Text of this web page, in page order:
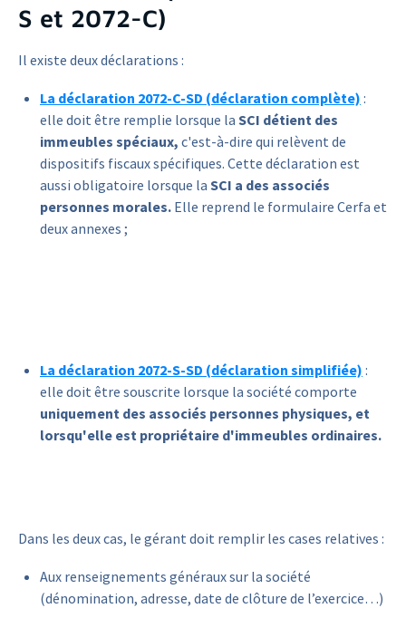
S et 2072-C)
Il existe deux déclarations :
La déclaration 2072-C-SD (déclaration complète) :
elle doit être remplie lorsque la SCI détient des
immeubles spéciaux, c'est-à-dire qui relèvent de
dispositifs fiscaux spécifiques. Cette déclaration est
aussi obligatoire lorsque la SCI a des associés
personnes morales. Elle reprend le formulaire Cerfa et
deux annexes ;
La déclaration 2072-S-SD (déclaration simplifiée) :
elle doit être souscrite lorsque la société comporte
uniquement des associés personnes physiques, et
lorsqu'elle est propriétaire d'immeubles ordinaires.
Dans les deux cas, le gérant doit remplir les cases relatives :
Aux renseignements généraux sur la société
(dénomination, adresse, date de clôture de l’exercice…)